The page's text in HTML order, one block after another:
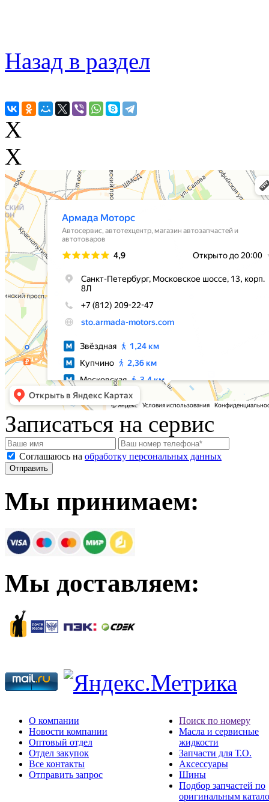
Назад в раздел
X
X
Записаться на сервис
Соглашаюсь на обработку персональных данных
Мы принимаем:
Мы доставляем:
О компании
Новости компании
Оптовый отдел
Отдел закупок
Все контакты
Отправить запрос
Поиск по номеру
Масла и сервисные
жидкости
Запчасти для Т.О.
Аксессуары
Шины
Подбор запчастей по
оригинальным